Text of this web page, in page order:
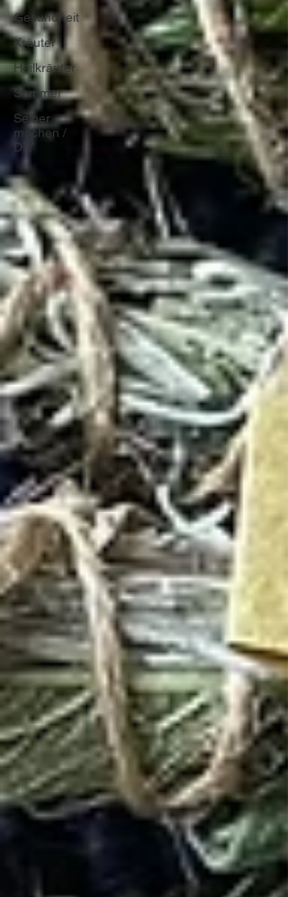
Gesundheit
Kräuter
Heilkräuter
Sommer
Selber
machen /
DIY